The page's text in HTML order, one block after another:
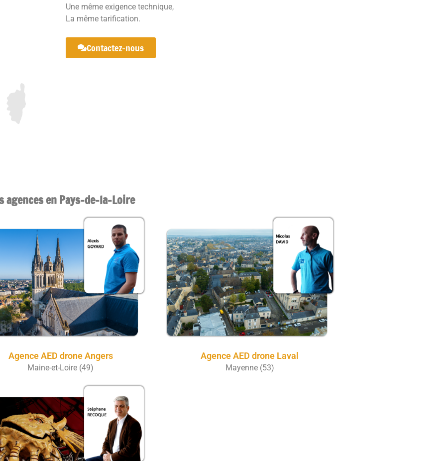
Une même exigence technique,
La même tarification.
Contactez-nous
agences en Pays-de-la-Loire
Agence AED drone Angers
Maine-et-Loire (49)
Agence AED drone Laval
Mayenne (53)